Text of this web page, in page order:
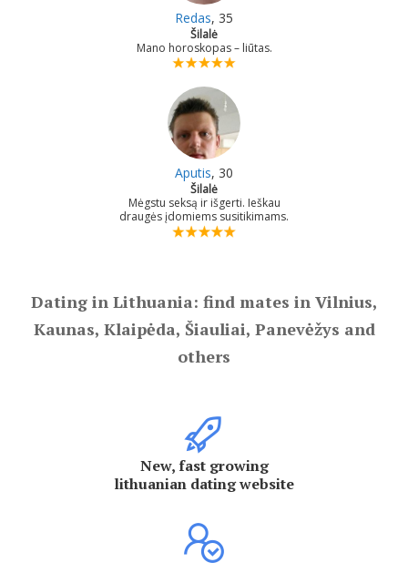
Redas, 35
Šilalė
Mano horoskopas – liūtas.
Aputis, 30
Šilalė
Mėgstu seksą ir išgerti. Ieškau
draugės įdomiems susitikimams.
Dating in Lithuania: find mates in Vilnius,
Kaunas, Klaipėda, Šiauliai, Panevėžys and
others
New, fast growing
lithuanian dating website